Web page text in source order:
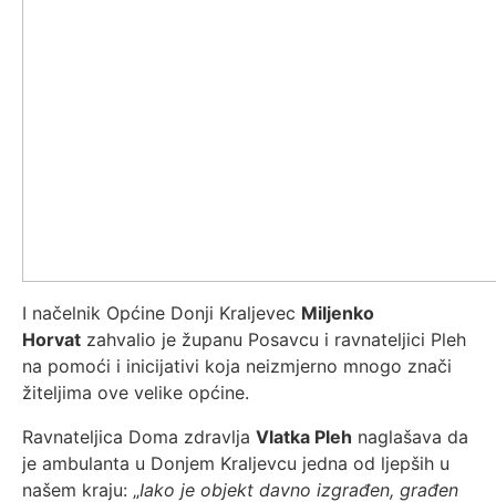
I načelnik Općine Donji Kraljevec Miljenko
Horvat zahvalio je županu Posavcu i ravnateljici Pleh
na pomoći i inicijativi koja neizmjerno mnogo znači
žiteljima ove velike općine.
Ravnateljica Doma zdravlja Vlatka Pleh naglašava da
je ambulanta u Donjem Kraljevcu jedna od ljepših u
našem kraju: „Iako je objekt davno izgrađen, građen